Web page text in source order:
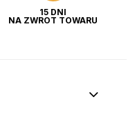
15 DNI
NA ZWROT TOWARU